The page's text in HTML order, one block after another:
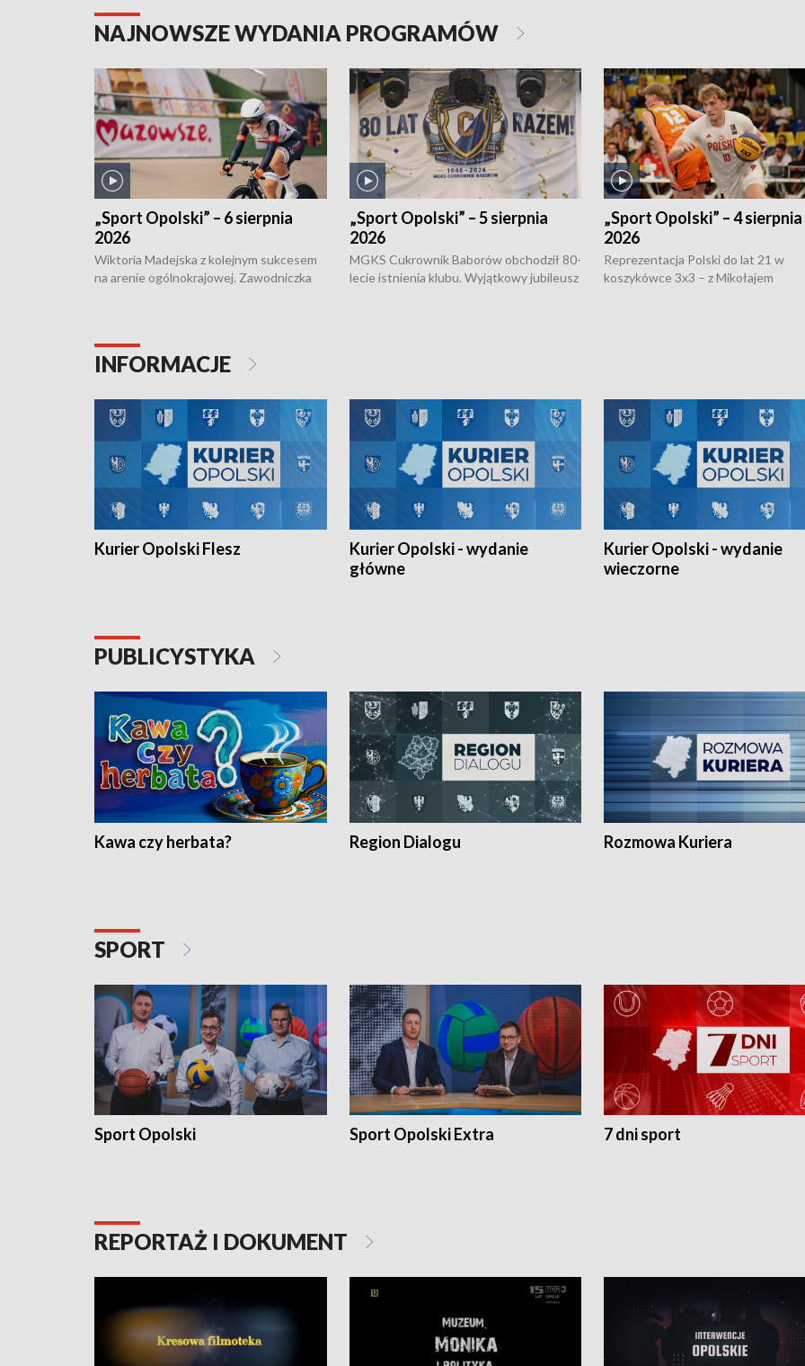
NAJNOWSZE WYDANIA PROGRAMÓW
„Sport Opolski” – 6 sierpnia
2026
Wiktoria Madejska z kolejnym sukcesem
na arenie ogólnokrajowej. Zawodniczka
torowym.
„Sport Opolski” – 5 sierpnia
2026
MGKS Cukrownik Baborów obchodził 80-
lecie istnienia klubu. Wyjątkowy jubileusz
„Sport Opolski” – 4 sierpnia
2026
Reprezentacja Polski do lat 21 w
koszykówce 3x3 – z Mikołajem
INFORMACJE
Kurier Opolski Flesz
Kurier Opolski - wydanie
główne
Kurier Opolski - wydanie
wieczorne
PUBLICYSTYKA
Kawa czy herbata? Region Dialogu Rozmowa Kuriera
SPORT
Sport Opolski Sport Opolski Extra 7 dni sport
REPORTAŻ I DOKUMENT